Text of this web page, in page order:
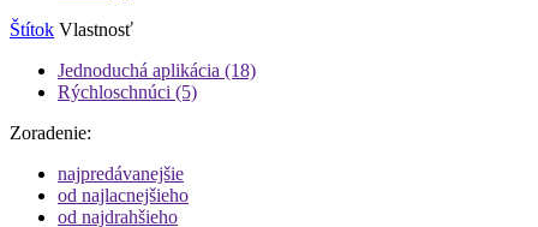
Štítok Vlastnosť
Jednoduchá aplikácia (18)
Rýchloschnúci (5)
Zoradenie:
najpredávanejšie
od najlacnejšieho
od najdrahšieho